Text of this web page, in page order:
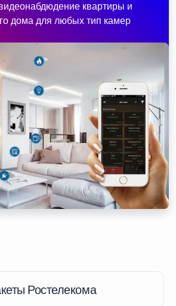
квартиры и
дома для любых тип камер
Ростелекома